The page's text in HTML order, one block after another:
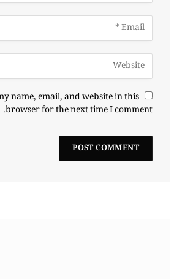
name, email, and website in this
browser for the next time I comment.